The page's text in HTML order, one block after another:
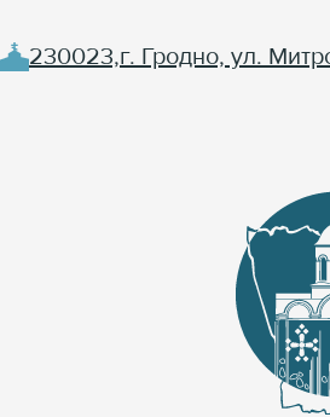
230023,г. Гродно, ул.